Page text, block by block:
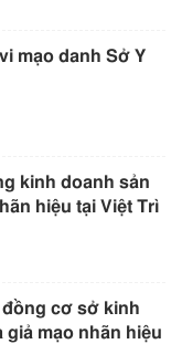
mạo danh Sở Y
kinh doanh sản
hiệu tại Việt Trì
cơ sở kinh
giả mạo nhãn hiệu